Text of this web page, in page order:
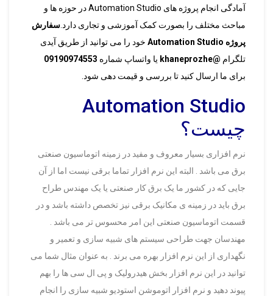
آمادگی انجام پروژه های Automation Studio در حوزه ها و
مباحث مختلف را بصورت کمک آموزشی و تجاری دارد.سفارش
پروژه Automation Studio
خود را می توانید از طریق آیدی
تلگرام @khaneprozhe یا واتساپ شماره 09190974553
برای ما ارسال کنید تا بررسی و قیمت دهی شود.
Automation Studio
چیست؟
نرم افزاری بسیار معروف و مفید در زمینه اتوماسیون صنعتی
برق می باشد . البته این نرم افزار تماما برقی نیست اما از آن
جایی که در کشور ما یک برق کار صنعتی یا یک مهندس طراح
برق باید در زمینه ی مکانیک برقی نیز تخصص داشته باشد و در
قسمت اتوماسیون صنعتی این امر محسوس تر می باشد .
مهندسان جهت طراحی سیستم های شبیه سازی و تعمیر و
نگهداری از این نرم افزار بهره می برند . به عنوان مثال شما می
توانید در این نرم افزار بخش هیدرولیک و پی ال سی ها را بهم
پیوند دهید و نرم افزار اتوموشن استودیو شبیه سازی را انجام